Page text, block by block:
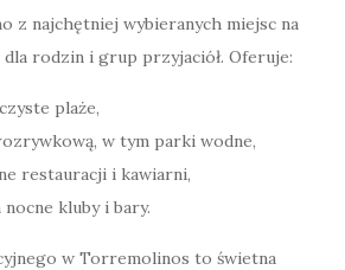
z najchętniej wybieranych miejsc na
dla rodzin i grup przyjaciół. Oferuje:
plaże,
w tym parki wodne,
restauracji i kawiarni,
kluby i bary.
w Torremolinos to świetna